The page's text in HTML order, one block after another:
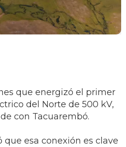
que energizó el primer
del Norte de 500 kV,
con Tacuarembó.
esa conexión es clave